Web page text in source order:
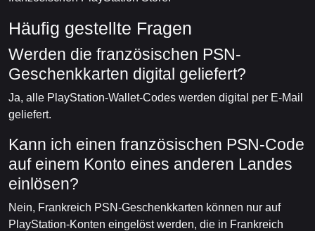
Häufig gestellte Fragen
Werden die französischen PSN-
Geschenkkarten digital geliefert?
Ja, alle PlayStation-Wallet-Codes werden digital per E-Mail
geliefert.
Kann ich einen französischen PSN-Code
auf einem Konto eines anderen Landes
einlösen?
Nein, Frankreich PSN-Geschenkkarten können nur auf
PlayStation-Konten eingelöst werden, die in Frankreich